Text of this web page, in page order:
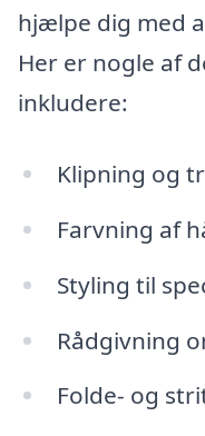
hjælpe dig med
Her er nogle af
inkludere:
Klipning og
Farvning af
Styling til
Rådgivning
Folde- og